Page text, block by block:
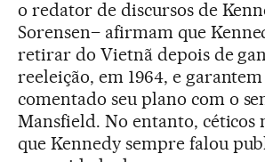
o redator de discursos de
Sorensen– afirmam que
retirar do Vietnã depois de
reeleição, em 1964, e
comentado seu plano com o
Mansfield. No entanto, céticos
que Kennedy sempre falou